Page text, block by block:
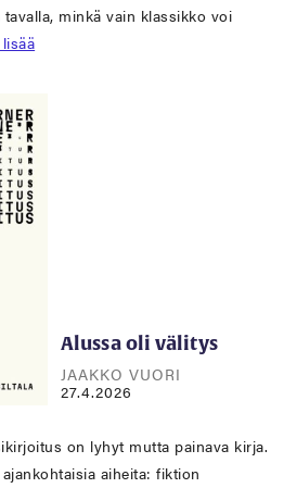
minkä vain klassikko voi
Alussa oli välitys
JAAKKO VUORI
27.4.2026
on lyhyt mutta painava kirja.
aiheita: fiktion